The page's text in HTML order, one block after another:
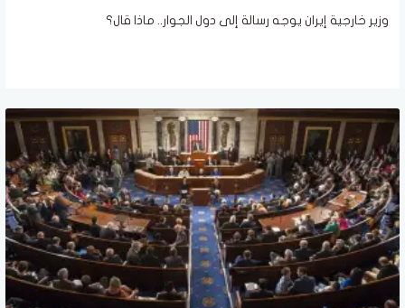
وزير خارجية إيران يوجه رسالة إلى دول الجوار.. ماذا قال؟